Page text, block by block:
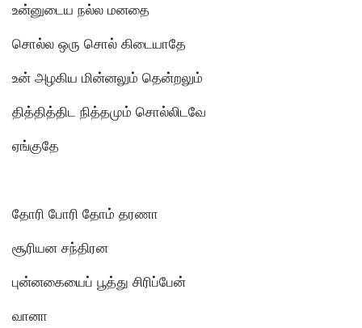
உன்னுடைய நல்ல மனதை
சொல்ல ஒரு சொல் கிடையாதே
உன் அழகிய மின்னலும் தென்றலும்
தித்தித்திட நித்தமும் சொல்லிடவே
ஏங்குதே
தோரி போரி தோம் தரணா
சூரியன சந்திரன
புன்னகையைப் பூத்து சிரிப்பேன்
வானா